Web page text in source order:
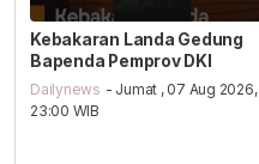
Kebakaran Landa Gedung
Bapenda Pemprov DKI
Dailynews - Jumat , 07 Aug 2026,
23:00 WIB